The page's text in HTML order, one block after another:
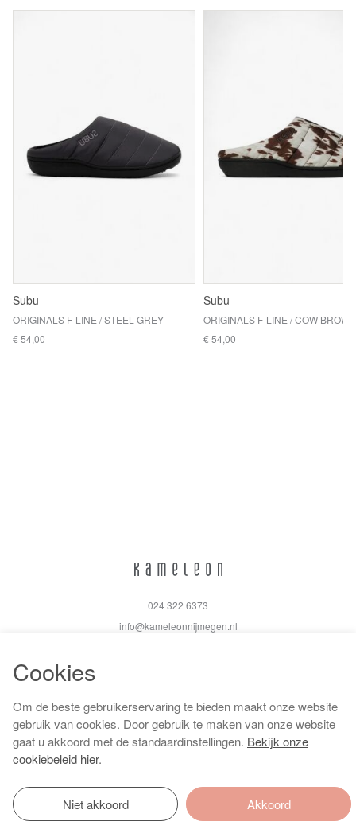
Subu
ORIGINALS F-LINE / STEEL GREY
€ 54,00
Subu
ORIGINALS F-LINE / COW BROWN
€ 54,00
024 322 6373
info@kameleonnijmegen.nl
Algemene voorwaarden
Privacy policy
Cookiebeleid
Cookies
Om de beste gebruikerservaring te bieden maakt onze website
gebruik van cookies. Door gebruik te maken van onze website
gaat u akkoord met de standaardinstellingen. Bekijk onze
cookiebeleid hier.